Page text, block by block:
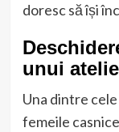
doresc să își
unui
Una dintre
femeile